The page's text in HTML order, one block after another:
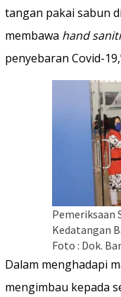
tangan pakai sabun
membawa hand
penyebaran Covid-
Pemeriksaan
Kedatangan
Foto : Dok.
Dalam menghadapi
mengimbau kepada